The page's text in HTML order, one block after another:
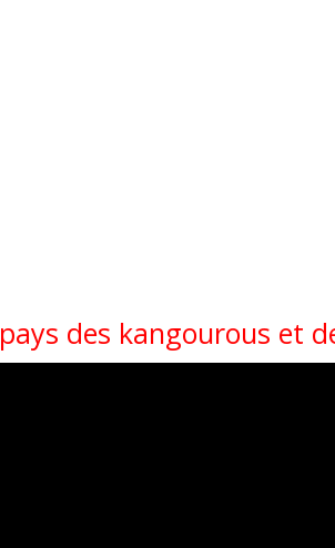
des kangourous et